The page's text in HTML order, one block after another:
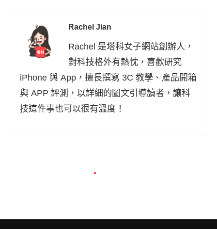
Rachel Jian
Rachel 是塔科女子網站創辦人，
對科技格外有熱忱，喜歡研究
iPhone 與 App，擅長撰寫 3C 教學、產品開箱
與 APP 評測，以詳細的圖文引導讀者，讓科
技這件事也可以很有溫度！